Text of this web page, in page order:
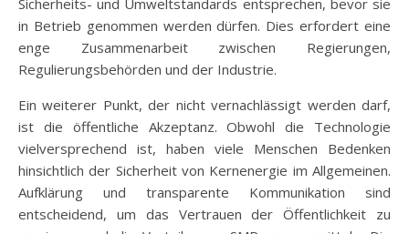
Sicherheits- und Umweltstandards entsprechen, bevor sie
in Betrieb genommen werden dürfen. Dies erfordert eine
enge Zusammenarbeit zwischen Regierungen,
Regulierungsbehörden und der Industrie.
Ein weiterer Punkt, der nicht vernachlässigt werden darf,
ist die öffentliche Akzeptanz. Obwohl die Technologie
vielversprechend ist, haben viele Menschen Bedenken
hinsichtlich der Sicherheit von Kernenergie im Allgemeinen.
Aufklärung und transparente Kommunikation sind
entscheidend, um das Vertrauen der Öffentlichkeit zu